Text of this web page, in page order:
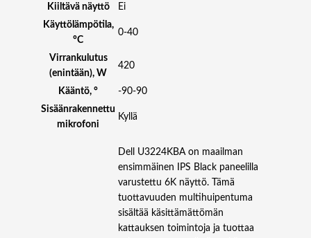
Kiiltävä näyttö
Ei
Käyttölämpötila,
°C
0-40
Virrankulutus
(enintään), W
420
Kääntö, °
-90-90
Sisäänrakennettu
mikrofoni
Kyllä
Dell U3224KBA on maailman
ensimmäinen IPS Black paneelilla
varustettu 6K näyttö. Tämä
tuottavuuden multihuipentuma
sisältää käsittämättömän
kattauksen toimintoja ja tuottaa